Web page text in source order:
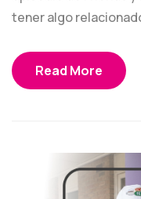
tener algo
Read More